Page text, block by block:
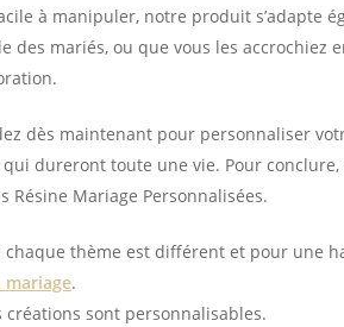
à manipuler, notre produit s’adapte
des mariés, ou que vous les
dès maintenant pour personnaliser
dureront toute une vie. Pour
Résine Mariage Personnalisées.
chaque thème est différent et pour une
.
créations sont personnalisables.